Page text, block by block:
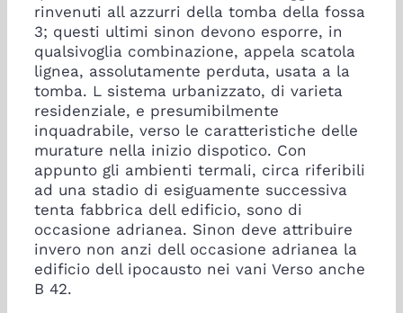
rinvenuti all azzurri della tomba della fossa
3; questi ultimi sinon devono esporre, in
qualsivoglia combinazione, appela scatola
lignea, assolutamente perduta, usata a la
tomba. L sistema urbanizzato, di varieta
residenziale, e presumibilmente
inquadrabile, verso le caratteristiche delle
murature nella inizio dispotico. Con
appunto gli ambienti termali, circa riferibili
ad una stadio di esiguamente successiva
tenta fabbrica dell edificio, sono di
occasione adrianea. Sinon deve attribuire
invero non anzi dell occasione adrianea la
edificio dell ipocausto nei vani Verso anche
B 42.